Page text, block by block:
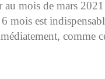
au mois de mars
mois est
comme